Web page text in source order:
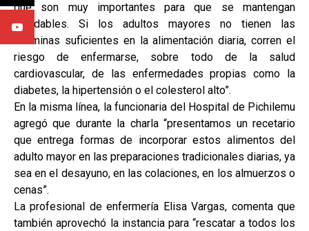
que son muy importantes para que se mantengan
saludables. Si los adultos mayores no tienen las
vitaminas suficientes en la alimentación diaria, corren el
riesgo de enfermarse, sobre todo de la salud
cardiovascular, de las enfermedades propias como la
diabetes, la hipertensión o el colesterol alto”.
En la misma línea, la funcionaria del Hospital de Pichilemu
agregó que durante la charla “presentamos un recetario
que entrega formas de incorporar estos alimentos del
adulto mayor en las preparaciones tradicionales diarias, ya
sea en el desayuno, en las colaciones, en los almuerzos o
cenas”.
La profesional de enfermería Elisa Vargas, comenta que
también aprovechó la instancia para “rescatar a todos los